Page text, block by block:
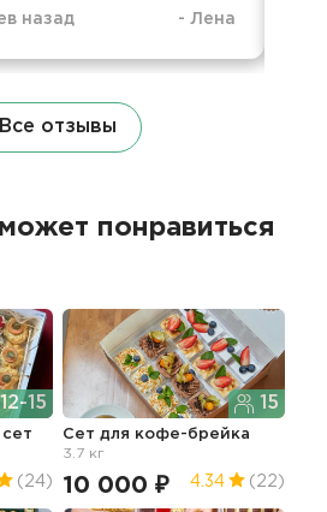
назад - Лена
Все отзывы
понравиться
15
(24)
15
Сет для кофе-брейка
3.7 кг
10 000 ₽ 4.34 (22)